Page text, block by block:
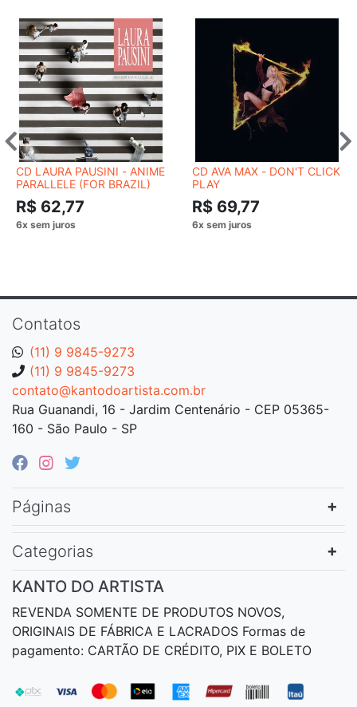
CD LAURA PAUSINI - ANIME
PARALLELE (FOR BRAZIL)
R$ 62,77
CD AVA MAX - DON'T CLICK
PLAY
R$ 69,77
Contatos
(11) 9 9845-9273
(11) 9 9845-9273
contato@kantodoartista.com.br
Rua Guanandi, 16 - Jardim Centenário - CEP 05365-
160 - São Paulo - SP
Páginas
Categorias
KANTO DO ARTISTA
REVENDA SOMENTE DE PRODUTOS NOVOS,
ORIGINAIS DE FÁBRICA E LACRADOS Formas de
pagamento: CARTÃO DE CRÉDITO, PIX E BOLETO